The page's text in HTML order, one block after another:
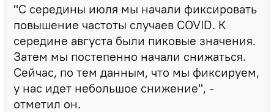
"С середины июля мы начали фиксировать
повышение частоты случаев COVID. К
середине августа были пиковые значения.
Затем мы постепенно начали снижаться.
Сейчас, по тем данным, что мы фиксируем,
у нас идет небольшое снижение", -
отметил он.